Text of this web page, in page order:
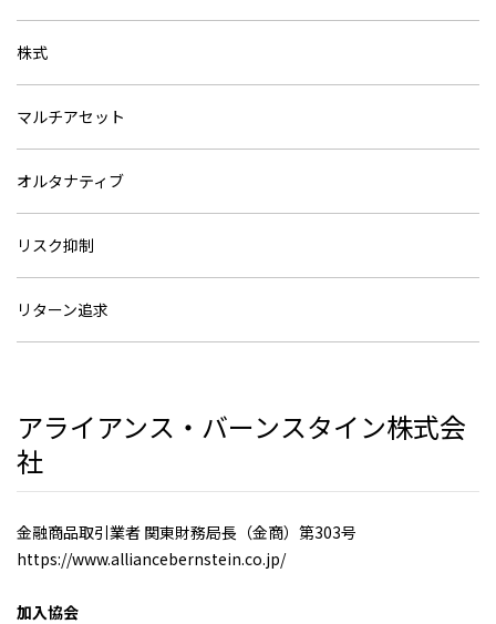
株式
マルチアセット
オルタナティブ
リスク抑制
リターン追求
アライアンス・バーンスタイン株式会
社
金融商品取引業者 関東財務局長（金商）第303号
https://www.alliancebernstein.co.jp/
加入協会